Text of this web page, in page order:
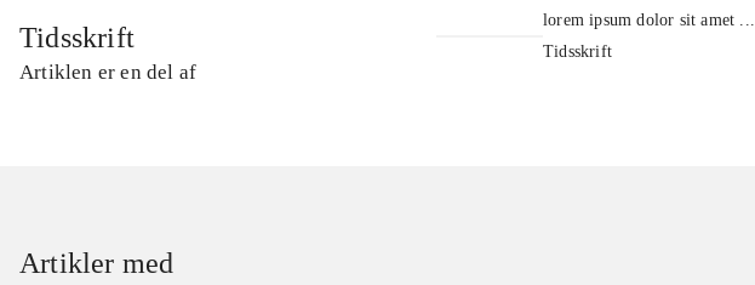
Tidsskrift
Artiklen er en del af
lorem ipsum dolor sit amet ...
Tidsskrift
Artikler med